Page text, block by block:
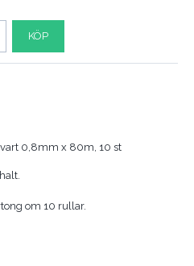
KÖP
0,8mm x 80m, 10 st
om 10 rullar.